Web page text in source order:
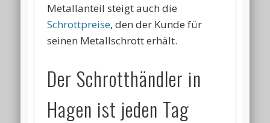
Metallanteil steigt auch die
Schrottpreise, den der Kunde für
seinen Metallschrott erhält.
Der Schrotthändler in
Hagen ist jeden Tag